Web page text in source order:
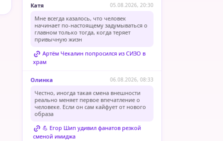
Катя 05.08.2026, 20:30
Мне всегда казалось, что человек
начинает по-настоящему задумываться о
главном только тогда, когда теряет
привычную жизн
Артём Чекалин попросился из СИЗО в
храм
Олинка 06.08.2026, 08:33
Честно, иногда такая смена внешности
реально меняет первое впечатление о
человеке. Если он сам кайфует от нового
образа
💪 Егор Шип удивил фанатов резкой
сменой имиджа